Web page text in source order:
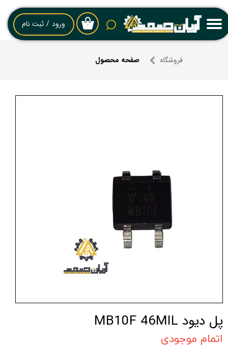
۰ ورود / ثبت نام
حساب کاربری من
خروج از حساب کاربری
فروشگاه صفحه محصول
پل دیود MB10F 46MIL
اتمام موجودی